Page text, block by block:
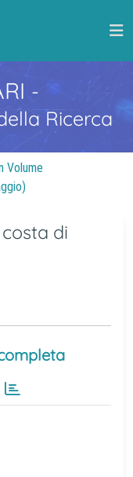
-
Ricerca
Volume
di